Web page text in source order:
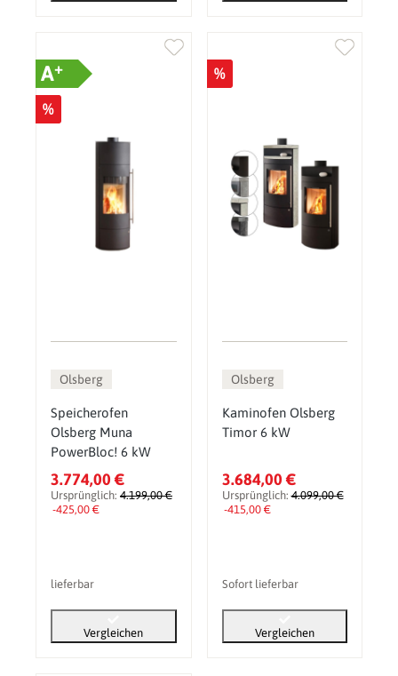
A+
%
Olsberg
Speicherofen
Olsberg Muna
PowerBloc! 6 kW
3.774,00 €
Ursprünglich: 4.199,00 €
-425,00 €
lieferbar
Vergleichen
%
Olsberg
Kaminofen Olsberg
Timor 6 kW
3.684,00 €
Ursprünglich:4.099,00 €
-415,00 €
Sofort lieferbar
Vergleichen